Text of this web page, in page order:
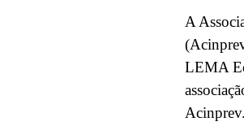
A
LEMA
Acinprev.